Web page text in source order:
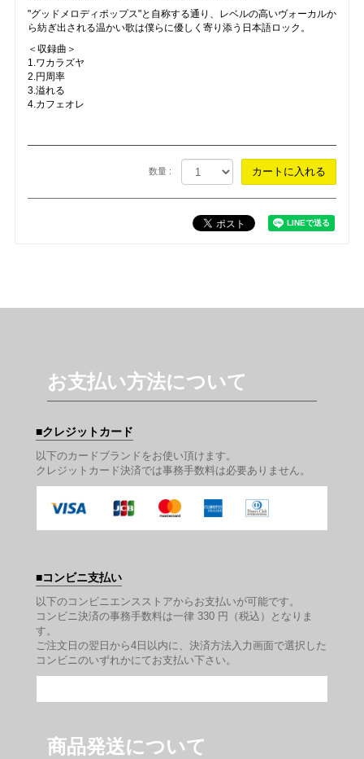
"グッドメロディポップス"と自称する通り、レベルの高いヴォーカルか
ら紡ぎ出される温かい歌は僕らに優しく寄り添う日本語ロック。
＜収録曲＞
1.ワカラズヤ
2.円周率
3.溢れる
4.カフェオレ
数量 :
お支払い方法について
クレジットカード
以下のカードブランドをお使い頂けます。
クレジットカード決済では事務手数料は必要ありません。
コンビニ支払い
以下のコンビニエンスストアからお支払いが可能です。
コンビニ決済の事務手数料は一律 330 円（税込）となりま
す。
ご注文日の翌日から4日以内に、決済方法入力画面で選択した
コンビニのいずれかにてお支払い下さい。
商品発送について